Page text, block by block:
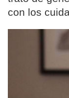
con los